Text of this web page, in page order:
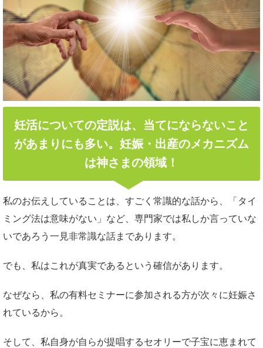
妊活についての定説は、当てにならないこと
があまりにも多い。妊娠・出産のメカニズム
は神さまの領域！
私のお伝えしていることは、すごく常識的な話から、「タイ
ミング法は意味がない」など、専門家では私しか言っていな
いであろう一見非常識な話まであります。
でも、私はこれが真実であるという確信があります。
なぜなら、私の有料セミナーに参加される方が次々に妊娠さ
れているから。
そして、私自身が自らが提唱するセオリーで子宝に恵まれて